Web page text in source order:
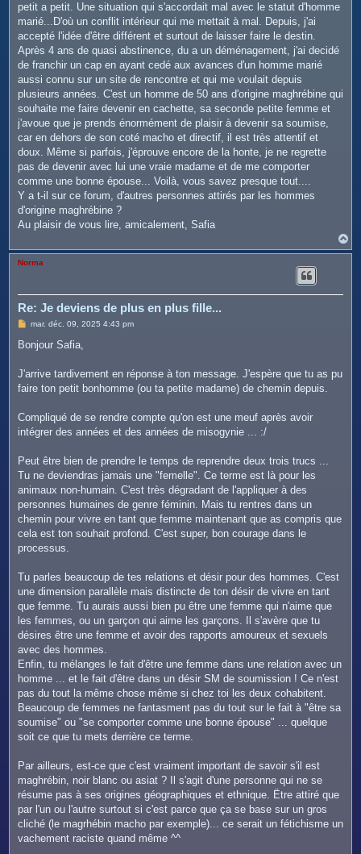
petit a petit. Une situation qui s'accordait mal avec le statut d'homme
marié...D'où un conflit intérieur qui me mettait à mal. Depuis, j'ai
accepté l'idée d'être différent et surtout de laisser faire le destin.
Après 4 ans de quasi abstinence, du a un déménagement, j'ai decidé
de franchir un cap en ayant cedé aux avances d'un homme marié
aussi connu sur un site de rencontre et qui me voulait depuis
plusieurs années. C'est un homme de 50 ans d'origine maghrébine qui
souhaite me faire devenir en cachette, sa seconde petite femme et
j'avoue que je prends énormément de plaisir à devenir sa soumise,
car en dehors de son coté macho et directif, il est très attentif et
doux. Même si parfois, j'éprouve encore de la honte, je ne regrette
pas de devenir avec lui une vraie madame et de me comporter
comme une bonne épouse... Voilà, vous savez presque tout....
Y a t-il sur ce forum, d'autres personnes attirés par les hommes
d'origine maghrébine ?
Au plaisir de vous lire, amicalement, Safia
a
Norma
Re: Je deviens de plus en plus fille...
M
s
g
mar. déc. 09, 2025 4:43 pm
Bonjour Safia,
J'arrive tardivement en réponse à ton message. J'espère que tu as pu
faire ton petit bonhomme (ou ta petite madame) de chemin depuis.
Compliqué de se rendre compte qu'on est une meuf après avoir
intégrer des années et des années de misogynie ... :/
Peut être bien de prendre le temps de reprendre deux trois trucs ...
Tu ne deviendras jamais une "femelle". Ce terme est là pour les
animaux non-humain. C'est très dégradant de l'appliquer à des
personnes humaines de genre féminin. Mais tu rentres dans un
chemin pour vivre en tant que femme maintenant que as compris que
cela est ton souhait profond. C'est super, bon courage dans le
processus.
Tu parles beaucoup de tes relations et désir pour des hommes. C'est
une dimension parallèle mais distincte de ton désir de vivre en tant
que femme. Tu aurais aussi bien pu être une femme qui n'aime que
les femmes, ou un garçon qui aime les garçons. Il s'avère que tu
désires être une femme et avoir des rapports amoureux et sexuels
avec des hommes.
Enfin, tu mélanges le fait d'être une femme dans une relation avec un
homme ... et le fait d'être dans un désir SM de soumission ! Ce n'est
pas du tout la même chose même si chez toi les deux cohabitent.
Beaucoup de femmes ne fantasment pas du tout sur le fait à "être sa
soumise" ou "se comporter comme une bonne épouse" ... quelque
soit ce que tu mets derrière ce terme.
Par ailleurs, est-ce que c'est vraiment important de savoir s'il est
maghrébin, noir blanc ou asiat ? Il s'agit d'une personne qui ne se
résume pas à ses origines géographiques et ethnique. Ëtre attiré que
par l'un ou l'autre surtout si c'est parce que ça se base sur un gros
cliché (le magrhébin macho par exemple)... ce serait un fétichisme un
vachement raciste quand même ^^